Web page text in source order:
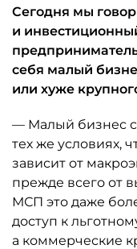
Сегодня мы
и
себя малый
или хуже
— Малый бизнес
тех же условиях,
зависит от
прежде всего от
МСП это даже
доступ к
а коммерческие